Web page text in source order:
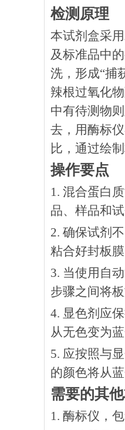
检测原理
本试剂盒采
及标准品中
洗，形成“捕
辣根过氧化
中有待测物
去，用酶标
比，通过绘
操作要点
1. 混合蛋白
品、样品和
2. 确保试剂
粘合好封板
3. 当使用自
步骤之间将
4. 显色剂应
从无色变为
5. 应按照与
的颜色将从
需要的其
1. 酶标仪，